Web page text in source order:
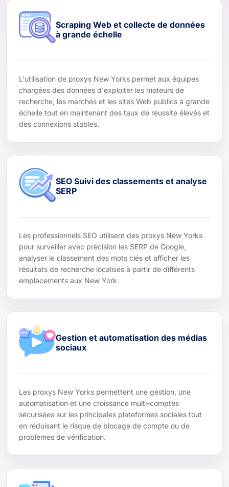
Scraping Web et collecte de données
à grande échelle
L'utilisation de proxys New Yorks permet aux équipes
chargées des données d'exploiter les moteurs de
recherche, les marchés et les sites Web publics à grande
échelle tout en maintenant des taux de réussite élevés et
des connexions stables.
SEO Suivi des classements et analyse
SERP
Les professionnels SEO utilisent des proxys New Yorks
pour surveiller avec précision les SERP de Google,
analyser le classement des mots clés et afficher les
résultats de recherche localisés à partir de différents
emplacements aux New York.
Gestion et automatisation des médias
sociaux
Les proxys New Yorks permettent une gestion, une
automatisation et une croissance multi-comptes
sécurisées sur les principales plateformes sociales tout
en réduisant le risque de blocage de compte ou de
problèmes de vérification.